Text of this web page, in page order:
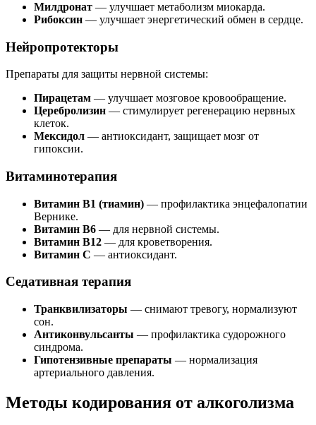
Милдронат — улучшает метаболизм миокарда.
Рибоксин — улучшает энергетический обмен в сердце.
Нейропротекторы
Препараты для защиты нервной системы:
Пирацетам — улучшает мозговое кровообращение.
Церебролизин — стимулирует регенерацию нервных
клеток.
Мексидол — антиоксидант, защищает мозг от
гипоксии.
Витаминотерапия
Витамин B1 (тиамин) — профилактика энцефалопатии
Вернике.
Витамин B6 — для нервной системы.
Витамин B12 — для кроветворения.
Витамин C — антиоксидант.
Седативная терапия
Транквилизаторы — снимают тревогу, нормализуют
сон.
Антиконвульсанты — профилактика судорожного
синдрома.
Гипотензивные препараты — нормализация
артериального давления.
Методы кодирования от алкоголизма